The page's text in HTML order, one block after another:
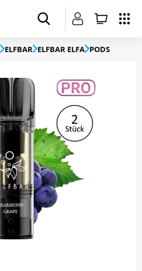
ELFBAR ELFBAR ELFA PODS